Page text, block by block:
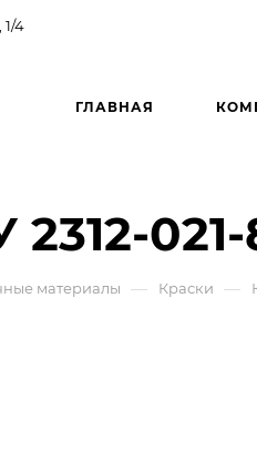
4
ГЛАВНАЯ
материалы — Краски —